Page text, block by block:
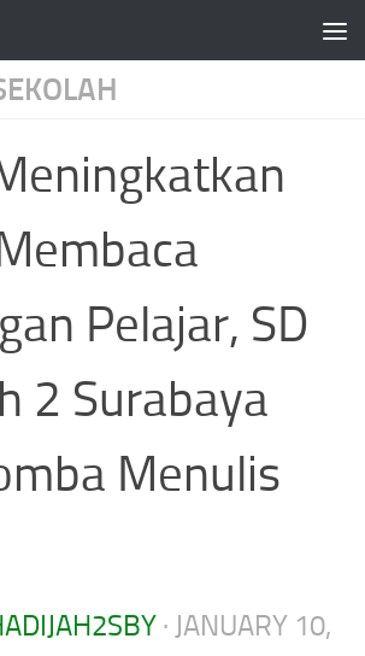
Pelajar, SD
2 Surabaya
Menulis
· JANUARY 10,